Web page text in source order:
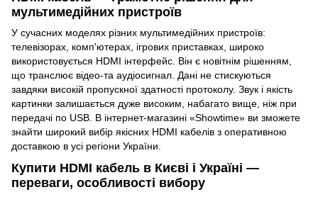
мультимедійних пристроїв
У сучасних моделях різних мультимедійних пристроїв:
телевізорах, комп'ютерах, ігрових приставках, широко
використовується HDMI інтерфейс. Він є новітнім рішенням,
що транслює відео-та аудіосигнал. Дані не стискуються
завдяки високій пропускної здатності протоколу. Звук і якість
картинки залишається дуже високим, набагато вище, ніж при
передачі по USB. В інтернет-магазині «Showtime» ви зможете
знайти широкий вибір якісних HDMI кабелів з оперативною
доставкою в усі регіони України.
Купити HDMI кабель в Києві і Україні —
переваги, особливості вибору